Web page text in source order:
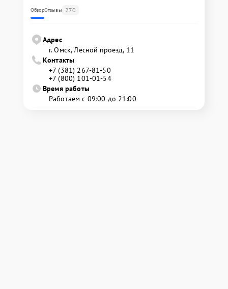
ОбзорОтзывы 270
Адрес
г. Омск, ​Лесной проезд, 11
Контакты
+7 (381) 267-81-50
+7 (800) 101-01-54
Время работы
Работаем с 09:00 до 21:00